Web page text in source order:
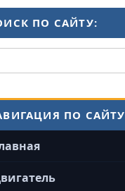
ПО САЙТУ:
ПО САЙТУ